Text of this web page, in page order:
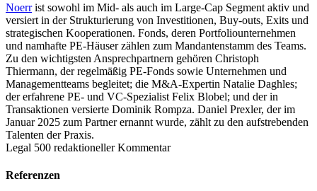
Noerrist sowohl im Mid- als auch im Large-Cap Segment aktiv und
versiert in der Strukturierung von Investitionen, Buy-outs, Exits und
strategischen Kooperationen. Fonds, deren Portfoliounternehmen
und namhafte PE-Häuser zählen zum Mandantenstamm des Teams.
Zu den wichtigsten Ansprechpartnern gehören Christoph
Thiermann, der regelmäßig PE-Fonds sowie Unternehmen und
Managementteams begleitet; die M&A-Expertin Natalie Daghles;
der erfahrene PE- und VC-Spezialist Felix Blobel; und der in
Transaktionen versierte Dominik Rompza. Daniel Prexler, der im
Januar 2025 zum Partner ernannt wurde, zählt zu den aufstrebenden
Talenten der Praxis.
Legal 500 redaktioneller Kommentar
Referenzen